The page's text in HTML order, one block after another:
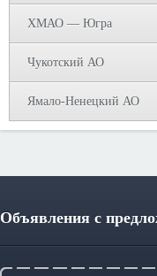
ХМАО — Югра
Чукотский АО
Ямало-Ненецкий АО
Объявления с